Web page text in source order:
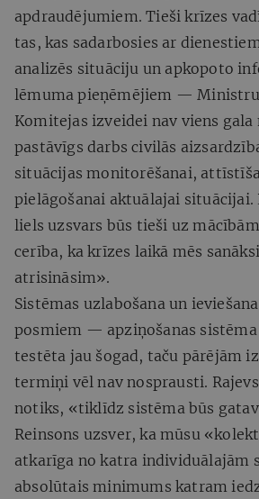
apdraudējumiem. Tieši krīzes
tas, kas sadarbosies ar
analizēs situāciju un apkopoto
lēmuma pieņēmējiem —
Komitejas izveidei nav viens
pastāvīgs darbs civilās
situācijas monitorēšanai,
pielāgošanai aktuālajai situācijai.
liels uzsvars būs tieši uz
cerība, ka krīzes laikā mēs
atrisināsim».
Sistēmas uzlabošana un
posmiem — apziņošanas
testēta jau šogad, taču pārējām
termiņi vēl nav nosprausti.
notiks, «tiklīdz sistēma būs
Reinsons uzsver, ka mūsu
atkarīga no katra individuālajām
absolūtais minimums katram